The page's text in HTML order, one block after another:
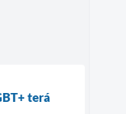
terá